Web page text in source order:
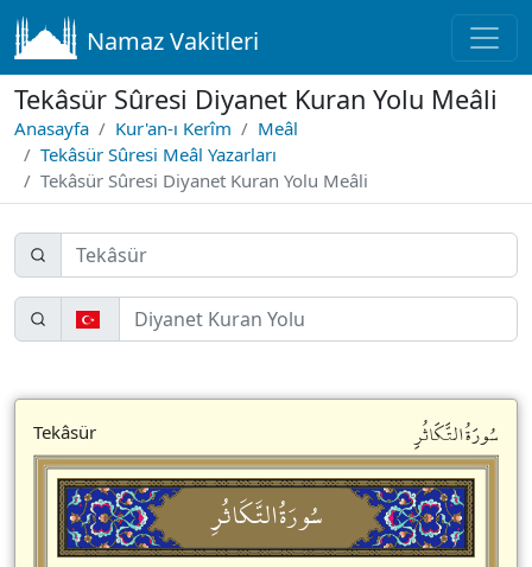
Namaz Vakitleri
Tekâsür Sûresi Diyanet Kuran Yolu Meâli
Anasayfa Kur'an-ı Kerîm
Meâl
Tekâsür Sûresi Meâl Yazarları
Tekâsür Sûresi Diyanet Kuran Yolu Meâli
Tekâsür سُورَةُالتَّكَاثُرِ
سُورَةُالتَّكَاثُرِ